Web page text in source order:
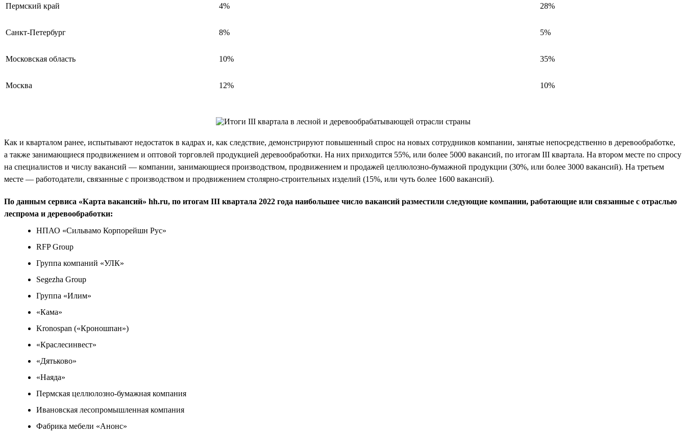
Пермский край 4% 28%
Санкт-Петербург 8% 5%
Московская область 10% 35%
Москва 12% 10%
Как и кварталом ранее, испытывают недостаток в кадрах и, как следствие, демонстрируют повышенный спрос на новых сотрудников компании, занятые непосредственно в деревообработке,
а также занимающиеся продвижением и оптовой торговлей продукцией деревообработки. На них приходится 55%, или более 5000 вакансий, по итогам III квартала. На втором месте по спросу
на специалистов и числу вакансий — компании, занимающиеся производством, продвижением и продажей целлюлозно-бумажной продукции (30%, или более 3000 вакансий). На третьем
месте — работодатели, связанные с производством и продвижением столярно-строительных изделий (15%, или чуть более 1600 вакансий).
По данным сервиса «Карта вакансий» hh.ru, по итогам III квартала 2022 года наибольшее число вакансий разместили следующие компании, работающие или связанные с отраслью
леспрома и деревообработки:
НПАО «Сильвамо Корпорейшн Рус»
RFP Group
Группа компаний «УЛК»
Segezha Group
Группа «Илим»
«Кама»
Kronospan («Кроношпан»)
«Краслесинвест»
«Дятьково»
«Наяда»
Пермская целлюлозно-бумажная компания
Ивановская лесопромышленная компания
Фабрика мебели «Анонс»